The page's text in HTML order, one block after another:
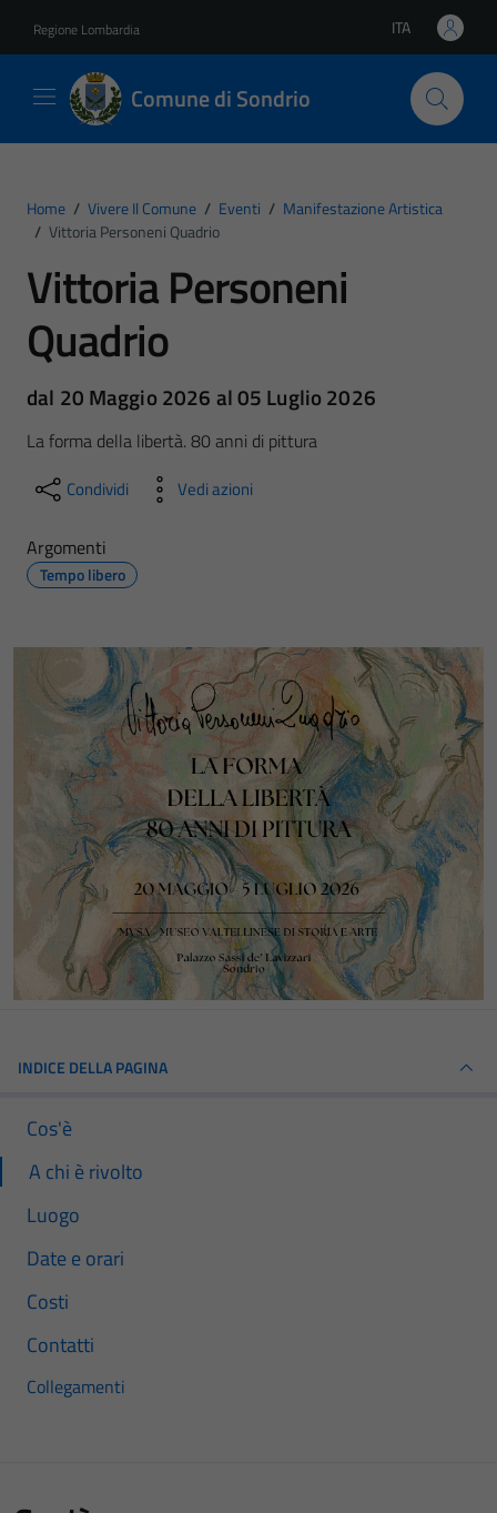
Regione Lombardia Lingua attiva:
ITA
Comune di Sondrio
Home / Vivere Il Comune / Eventi / Manifestazione Artistica
/ Vittoria Personeni Quadrio
Vittoria Personeni
Quadrio
dal 20 Maggio 2026 al 05 Luglio 2026
La forma della libertà. 80 anni di pittura
Condividi Vedi azioni
Argomenti
Tempo libero
INDICE DELLA PAGINA
Cos'è
A chi è rivolto
Luogo
Date e orari
Costi
Contatti
Collegamenti